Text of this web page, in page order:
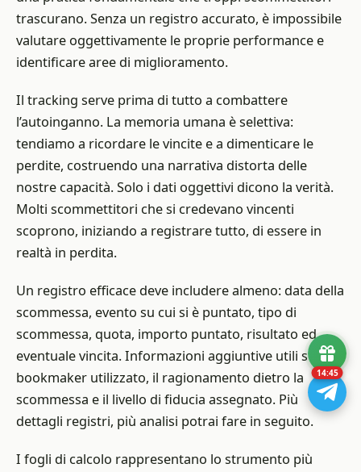
trascurano. Senza un registro accurato, è impossibile
valutare oggettivamente le proprie performance e
identificare aree di miglioramento.
Il tracking serve prima di tutto a combattere
l’autoinganno. La memoria umana è selettiva:
tendiamo a ricordare le vincite e a dimenticare le
perdite, costruendo una narrativa distorta delle
nostre capacità. Solo i dati oggettivi dicono la verità.
Molti scommettitori che si credevano vincenti
scoprono, iniziando a registrare tutto, di essere in
realtà in perdita.
Un registro efficace deve includere almeno: data della
scommessa, evento su cui si è puntato, tipo di
scommessa, quota, importo puntato, risultato ed
eventuale vincita. Informazioni aggiuntive utili sono il
bookmaker utilizzato, il ragionamento dietro la
scommessa e il livello di fiducia assegnato. Più
dettagli registri, più analisi potrai fare in seguito.
I fogli di calcolo rappresentano lo strumento più
14:43